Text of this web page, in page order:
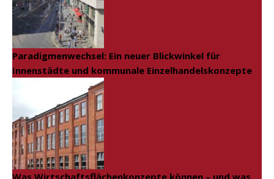
Paradigmenwechsel: Ein neuer Blickwinkel für
Innenstädte und kommunale Einzelhandelskonzepte